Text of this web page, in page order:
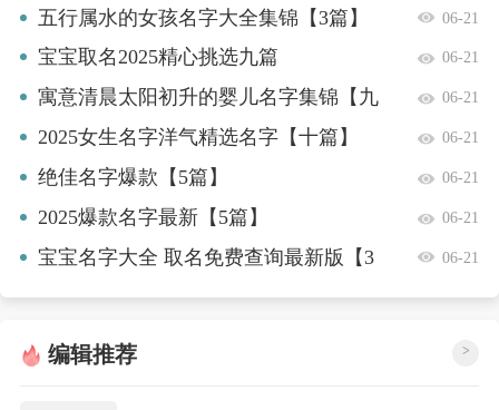
五行属水的女孩名字大全集锦【3篇】 06-21
宝宝取名2025精心挑选九篇 06-21
寓意清晨太阳初升的婴儿名字集锦【九
篇】
06-21
2025女生名字洋气精选名字【十篇】 06-21
绝佳名字爆款【5篇】 06-21
2025爆款名字最新【5篇】 06-21
宝宝名字大全 取名免费查询最新版【3
篇】
06-21
编辑推荐 >